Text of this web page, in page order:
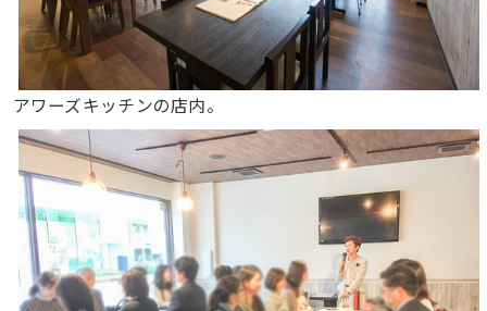
アワーズキッチンの店内。